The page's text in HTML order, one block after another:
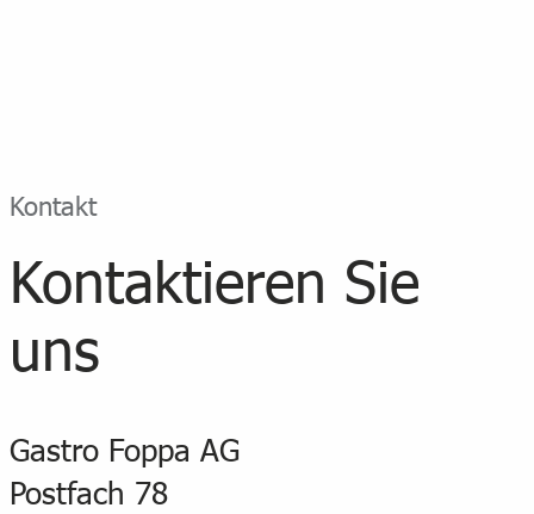
Kontakt
Kontaktieren Sie
uns
Gastro Foppa AG
Postfach 78